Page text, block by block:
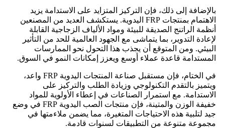
بالإضافة إلى ذلك، فإن التركيز المتزايد على الاستدامة يزيد
الاهتمام بمنتجات FRP اليدوية. يستكشف العديد من المصنعين
أنظمة الراتنج الصديقة للبيئة ومواد الألياف الزجاجية القابلة
لإعادة التدوير، بما يتماشى مع الجهود العالمية للحد من التأثير
البيئي. ومن المتوقع أن يجذب هذا التحول نحو الممارسات
المستدامة قاعدة عملاء أوسع ويعزز إمكانات النمو في السوق.
في الختام، فإن مستقبل صناعة المنتجات اليدوية FRP واعد،
ويتميز بالتقدم التكنولوجي وزيادة الطلب والتركيز على
الاستدامة. مع استمرار الصناعات في إعطاء الأولوية للمواد
خفيفة الوزن والمتينة، فإن منتجات الصب اليدوية FRP في وضع
جيد لتلبية هذه الاحتياجات المتغيرة، مما يضمن ملاءمتها في
مجموعة متنوعة من التطبيقات لسنوات قادمة.